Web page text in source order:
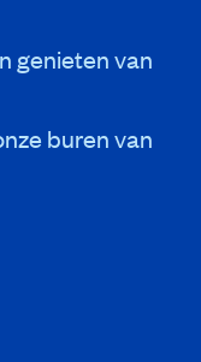
genieten van
buren van